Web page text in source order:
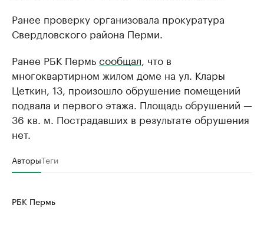
Ранее проверку организовала прокуратура
Свердловского района Перми.
Ранее РБК Пермьсообщал , что в
многоквартирном жилом доме на ул. Клары
Цеткин, 13, произошло обрушение помещений
подвала и первого этажа. Площадь обрушений —
36 кв. м. Пострадавших в результате обрушения
нет.
АвторыТеги
РБК Пермь